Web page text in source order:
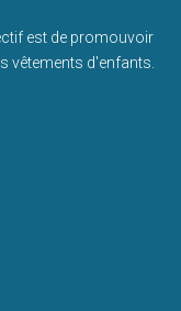
est de promouvoir
vêtements d'enfants.